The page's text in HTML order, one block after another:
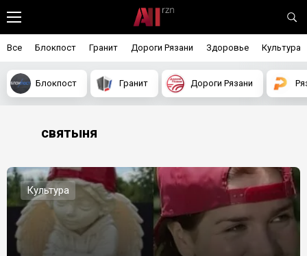
Все Блокпост Гранит Дороги Рязани Здоровье Культура
Блокпост Гранит Дороги Рязани
святыня
Культура